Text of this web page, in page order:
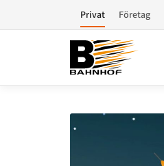
Privat Företag